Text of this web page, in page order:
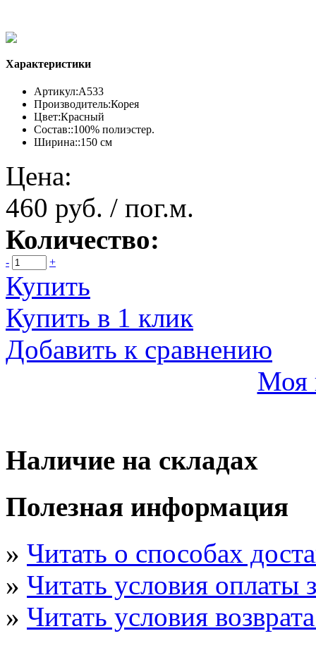
Характеристики
Артикул:А533
Производитель:Корея
Цвет:Красный
Состав::100% полиэстер.
Ширина::150 см
Цена:
460 руб. / пог.м.
Количество:
- +
Купить
Купить в 1 клик
Добавить к сравнению
Моя
Наличие на складах
Полезная информация
» Читать о способах
» Читать условия оплаты
» Читать условия